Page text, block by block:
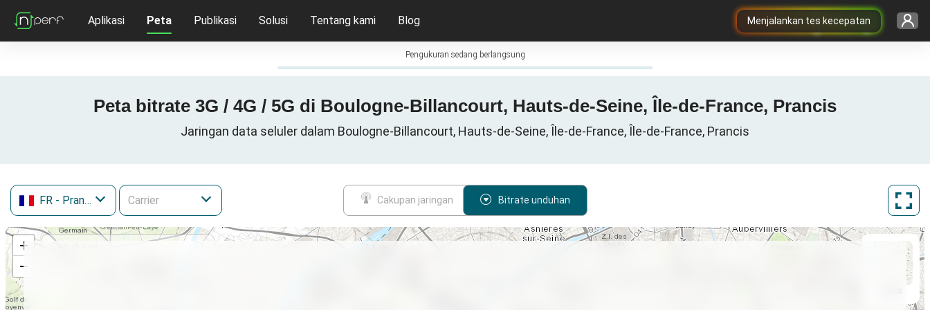
Menjalankan tes kecepatan
Aplikasi Peta Publikasi Solusi Tentang kami Blog
Pengukuran sedang berlangsung
Peta bitrate 3G / 4G / 5G di Boulogne-Billancourt, Hauts-de-Seine, Île-de-France, Prancis
Jaringan data seluler dalam Boulogne-Billancourt, Hauts-de-Seine, Île-de-France, Île-de-France, Prancis
FR - Prancis Cakupan jaringan Bitrate unduhan
+
−